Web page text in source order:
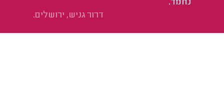
נחמד.
דרור גניש, ירושלים.